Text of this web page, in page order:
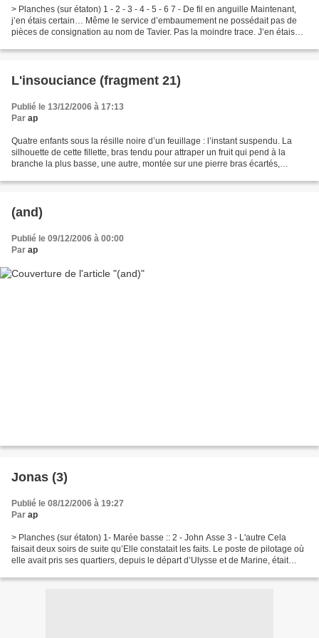
> Planches (sur étaton) 1 - 2 - 3 - 4 - 5 - 6 7 - De fil en anguille Maintenant,
j’en étais certain… Même le service d’embaumement ne possédait pas de
pièces de consignation au nom de Tavier. Pas la moindre trace. J’en étais
L'insouciance (fragment 21)
Publié le 13/12/2006 à 17:13
Par ap
Quatre enfants sous la résille noire d’un feuillage : l’instant suspendu. La
silhouette de cette fillette, bras tendu pour attraper un fruit qui pend à la
branche la plus basse, une autre, montée sur une pierre bras écartés,
(and)
Publié le 09/12/2006 à 00:00
Par ap
Jonas (3)
Publié le 08/12/2006 à 19:27
Par ap
> Planches (sur étaton) 1- Marée basse :: 2 - John Asse 3 - L'autre Cela
faisait deux soirs de suite qu’Elle constatait les faits. Le poste de pilotage où
elle avait pris ses quartiers, depuis le départ d’Ulysse et de Marine, était